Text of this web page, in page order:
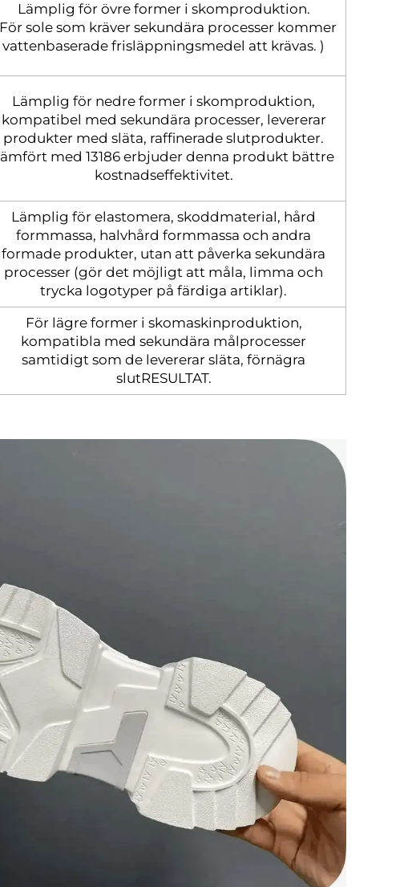
Lämplig för övre former i skomproduktion.
sole som kräver sekundära processer kommer
vattenbaserade frisläppningsmedel att krävas. )
Lämplig för nedre former i skomproduktion,
kompatibel med sekundära processer, levererar
produkter med släta, raffinerade slutprodukter.
med 13186 erbjuder denna produkt bättre
kostnadseffektivitet.
Lämplig för elastomera, skoddmaterial, hård
formmassa, halvhård formmassa och andra
formade produkter, utan att påverka sekundära
processer (gör det möjligt att måla, limma och
trycka logotyper på färdiga artiklar).
För lägre former i skomaskinproduktion,
kompatibla med sekundära målprocesser
samtidigt som de levererar släta, förnägra
slutRESULTAT.